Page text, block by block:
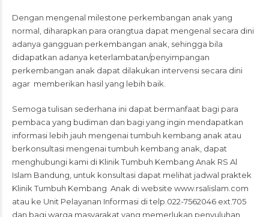
Dengan mengenal milestone perkembangan anak yang
normal, diharapkan para orangtua dapat mengenal secara dini
adanya gangguan perkembangan anak, sehingga bila
didapatkan adanya keterlambatan/penyimpangan
perkembangan anak dapat dilakukan intervensi secara dini
agar memberikan hasil yang lebih baik.
Semoga tulisan sederhana ini dapat bermanfaat bagi para
pembaca yang budiman dan bagi yang ingin mendapatkan
informasi lebih jauh mengenai tumbuh kembang anak atau
berkonsultasi mengenai tumbuh kembang anak, dapat
menghubungi kami di Klinik Tumbuh Kembang Anak RS Al
Islam Bandung, untuk konsultasi dapat melihat jadwal praktek
Klinik Tumbuh Kembang Anak di website www.rsalislam.com
atau ke Unit Pelayanan Informasi di telp.022-7562046 ext.705
dan bagi warga masyarakat yang memerlukan penyuluhan